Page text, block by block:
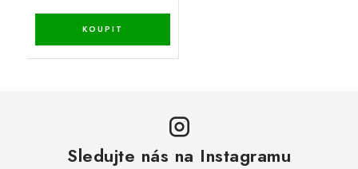
Sledujte nás na Instagramu